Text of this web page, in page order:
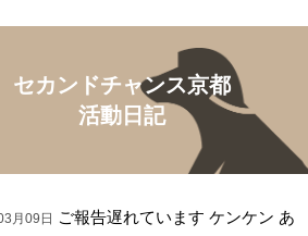
セカンドチャンス京都
活動日記
月09日
ご報告遅れています ケンケン あ